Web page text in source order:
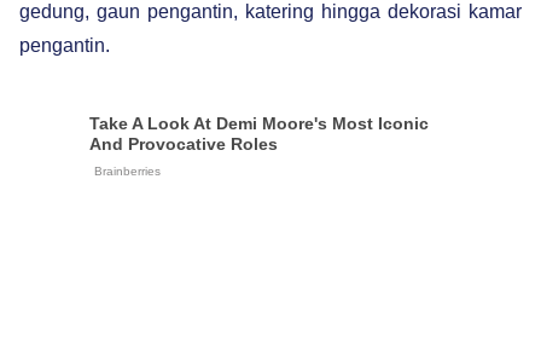
gedung, gaun pengantin, katering hingga dekorasi kamar
pengantin.